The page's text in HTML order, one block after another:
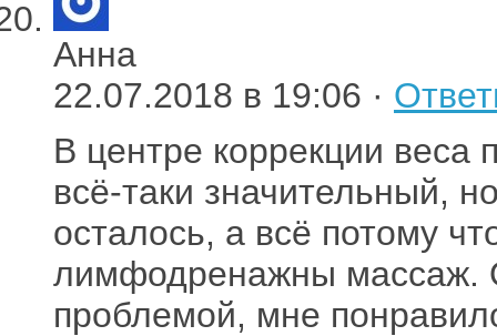
Анна
22.07.2018 в 19:06 ·
В центре коррекции веса
всё-таки значительный,
осталось, а всё потому
лимфодренажны массаж.
проблемой, мне